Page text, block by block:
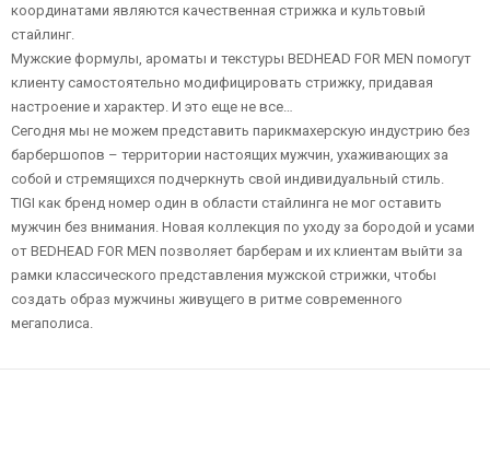
координатами являются качественная стрижка и культовый
стайлинг.
Мужские формулы, ароматы и текстуры BEDHEAD FOR MEN помогут
клиенту самостоятельно модифицировать стрижку, придавая
настроение и характер. И это еще не все…
Сегодня мы не можем представить парикмахерскую индустрию без
барбершопов – территории настоящих мужчин, ухаживающих за
собой и стремящихся подчеркнуть свой индивидуальный стиль.
TIGI как бренд номер один в области стайлинга не мог оставить
мужчин без внимания. Новая коллекция по уходу за бородой и усами
от BEDHEAD FOR MEN позволяет барберам и их клиентам выйти за
рамки классического представления мужской стрижки, чтобы
создать образ мужчины живущего в ритме современного
мегаполиса.